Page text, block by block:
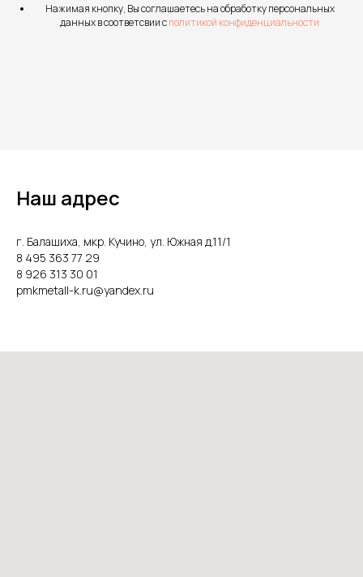
Нажимая кнопку, Вы соглашаетесь на обработку персональных
данных в соответсвии сполитикой конфиденциальности
Наш адрес
г. Балашиха, мкр. Кучино, ул. Южная д.11/1
8 495 363 77 29
8 926 313 30 01
pmkmetall-k.ru@yandex.ru